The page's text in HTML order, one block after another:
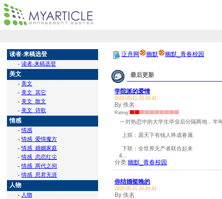
读者-来稿选登
- 读者-来稿选登
美文
- 美文
- 美文_其它
- 美文_散文
- 美文_诗歌
情感
-情感
-情感_爱情魔方
-情感_婚姻家庭
-情感_恋恋红尘
-情感_两代之间
-情感_思君无涯
人物
- 人物
泛舟网 幽默 幽默_青春校园
最后更新
学院派的爱情
2022-05-11 23:43:42
By 佚名
Rating:
一对热恋中的大学生毕业后分隔两地，半
上联：愿天下有钱人终成眷属
下联：全世界无产者联合起来
&...
分类:幽默_青春校园
你结婚挺晚的
2022-05-11 23:43:42
By 佚名